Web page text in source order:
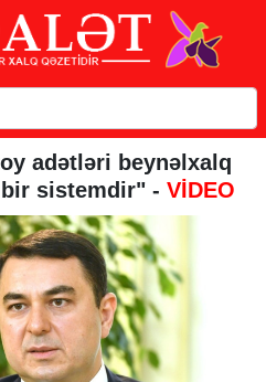
adətləri beynəlxalq
sistemdir" - VİDEO